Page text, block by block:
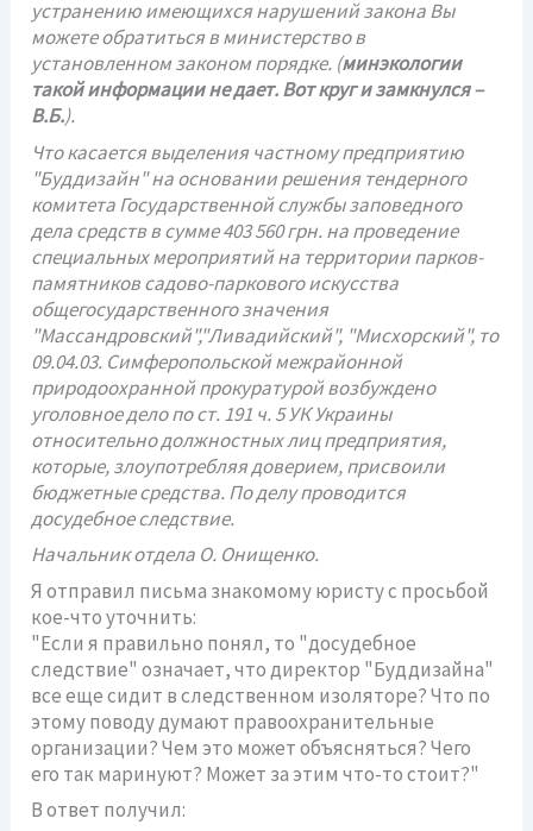
устранению имеющихся нарушений закона Вы
можете обратиться в министерство в
установленном законом порядке. (минэкологии
такой информации не дает. Вот круг и замкнулся –
В.Б.).
Что касается выделения частному предприятию
"Буддизайн" на основании решения тендерного
комитета Государственной службы заповедного
дела средств в сумме 403 560 грн. на проведение
специальных мероприятий на территории парков-
памятников садово-паркового искусства
общегосударственного значения
"Массандровский","Ливадийский", "Мисхорский", то
09.04.03. Симферопольской межрайонной
природоохранной прокуратурой возбуждено
уголовное дело по ст. 191 ч. 5 УК Украины
относительно должностных лиц предприятия,
которые, злоупотребляя доверием, присвоили
бюджетные средства. По делу проводится
досудебное следствие.
Начальник отдела О. Онищенко.
Я отправил письма знакомому юристу с просьбой
кое-что уточнить:
"Если я правильно понял, то "досудебное
следствие" означает, что директор "Буддизайна"
все еще сидит в следственном изоляторе? Что по
этому поводу думают правоохранительные
организации? Чем это может объясняться? Чего
его так маринуют? Может за этим что-то стоит?"
В ответ получил: